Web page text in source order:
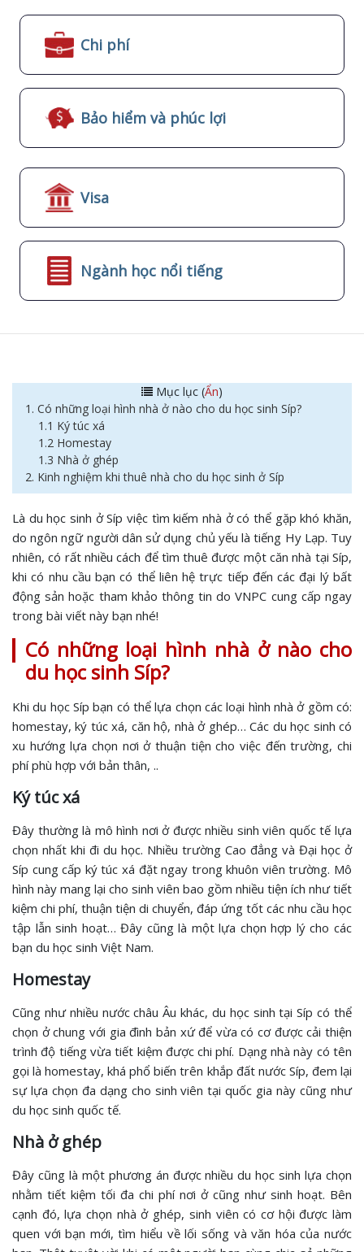
Chi phí
Bảo hiểm và phúc lợi
Visa
Ngành học nổi tiếng
Mục lục (Ẩn)
1. Có những loại hình nhà ở nào cho du học sinh Síp?
1.1 Ký túc xá
1.2 Homestay
1.3 Nhà ở ghép
2. Kinh nghiệm khi thuê nhà cho du học sinh ở Síp
Là du học sinh ở Síp việc tìm kiếm nhà ở có thể gặp khó khăn,
do ngôn ngữ người dân sử dụng chủ yếu là tiếng Hy Lạp. Tuy
nhiên, có rất nhiều cách để tìm thuê được một căn nhà tại Síp,
khi có nhu cầu bạn có thể liên hệ trực tiếp đến các đại lý bất
động sản hoặc tham khảo thông tin do VNPC cung cấp ngay
trong bài viết này bạn nhé!
Có những loại hình nhà ở nào cho
du học sinh Síp?
Khi du học Síp bạn có thể lựa chọn các loại hình nhà ở gồm có:
homestay, ký túc xá, căn hộ, nhà ở ghép… Các du học sinh có
xu hướng lựa chọn nơi ở thuận tiện cho việc đến trường, chi
phí phù hợp với bản thân, ..
Ký túc xá
Đây thường là mô hình nơi ở được nhiều sinh viên quốc tế lựa
chọn nhất khi đi du học. Nhiều trường Cao đẳng và Đại học ở
Síp cung cấp ký túc xá đặt ngay trong khuôn viên trường. Mô
hình này mang lại cho sinh viên bao gồm nhiều tiện ích như tiết
kiệm chi phí, thuận tiện di chuyển, đáp ứng tốt các nhu cầu học
tập lẫn sinh hoạt… Đây cũng là một lựa chọn hợp lý cho các
bạn du học sinh Việt Nam.
Homestay
Cũng như nhiều nước châu Âu khác, du học sinh tại Síp có thể
chọn ở chung với gia đình bản xứ để vừa có cơ được cải thiện
trình độ tiếng vừa tiết kiệm được chi phí. Dạng nhà này có tên
gọi là homestay, khá phổ biến trên khắp đất nước Síp, đem lại
sự lựa chọn đa dạng cho sinh viên tại quốc gia này cũng như
du học sinh quốc tế.
Nhà ở ghép
Đây cũng là một phương án được nhiều du học sinh lựa chọn
nhằm tiết kiệm tối đa chi phí nơi ở cũng như sinh hoạt. Bên
cạnh đó, lựa chọn nhà ở ghép, sinh viên có cơ hội được làm
quen với bạn mới, tìm hiểu về lối sống và văn hóa của nước